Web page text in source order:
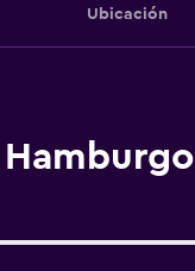
Ubicación